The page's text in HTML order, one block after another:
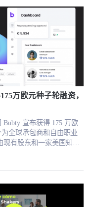
的 Passionfruit 创造了前
品牌联系在一起。我们
景，打破障碍，为我们
作者并与之合作的完整
和财富 500 强企业提供
需求，其中包括百事可
Group。目前筹集的资
全球技术公司的杰出企
利用创始人的战略眼光，
创始人、投资者和跨国
（纽约证券交易所股票代
、Alma 和 RatedPower
加速初创企业的成长。
的雄心充满信心。 "我
他们有着共同的愿景，
--一个以员工为中心的平
务，能为每位远程员工
人 Ruslan Sarkisyan 补充
Invest 旨在增强创新平
领域的重要参与者之
师。即使在全球化、互
在拖累潜能。Native
持合规。它能完成繁重的
工作。我们坚信人们的潜
前成立以
有市场和新市场的工作
在美国、印度和更广泛
小型企业主能够使用简
重点的解决方案。 "我
万欧元种子轮融资，
宣布获得 175 万欧
全球承包商和自由职业
售和营销专业人员以及开
，Bubty 还将进行 A 轮
的预审人才库，彻底改变
此次融资使 Bubty成为改